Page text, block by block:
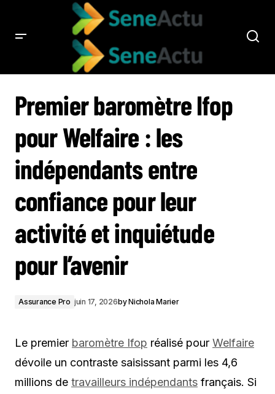
Premier baromètre Ifop
pour Welfaire : les
indépendants entre
confiance pour leur
activité et inquiétude
pour l’avenir
Assurance Pro juin 17, 2026byNichola Marier
Le premier baromètre Ifop réalisé pour Welfaire
dévoile un contraste saisissant parmi les 4,6
millions de travailleurs indépendants français. Si